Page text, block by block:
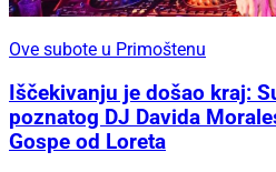
Ove subote u Primoštenu
Iščekivanju je došao kraj:
poznatog DJ Davida
Gospe od Loreta